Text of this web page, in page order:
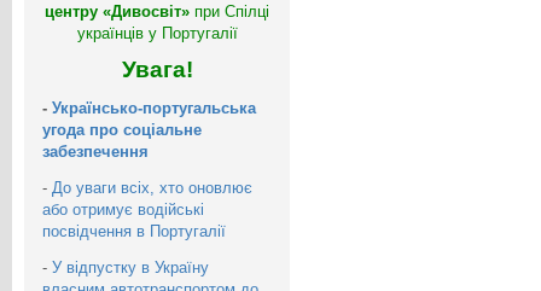
центру «Дивосвіт» при Спілці
українців у Португалії
Увага!
- Українсько-португальська
угода про соціальне
забезпечення
- До уваги всіх, хто оновлює
або отримує водійські
посвідчення в Португалії
- У відпустку в Україну